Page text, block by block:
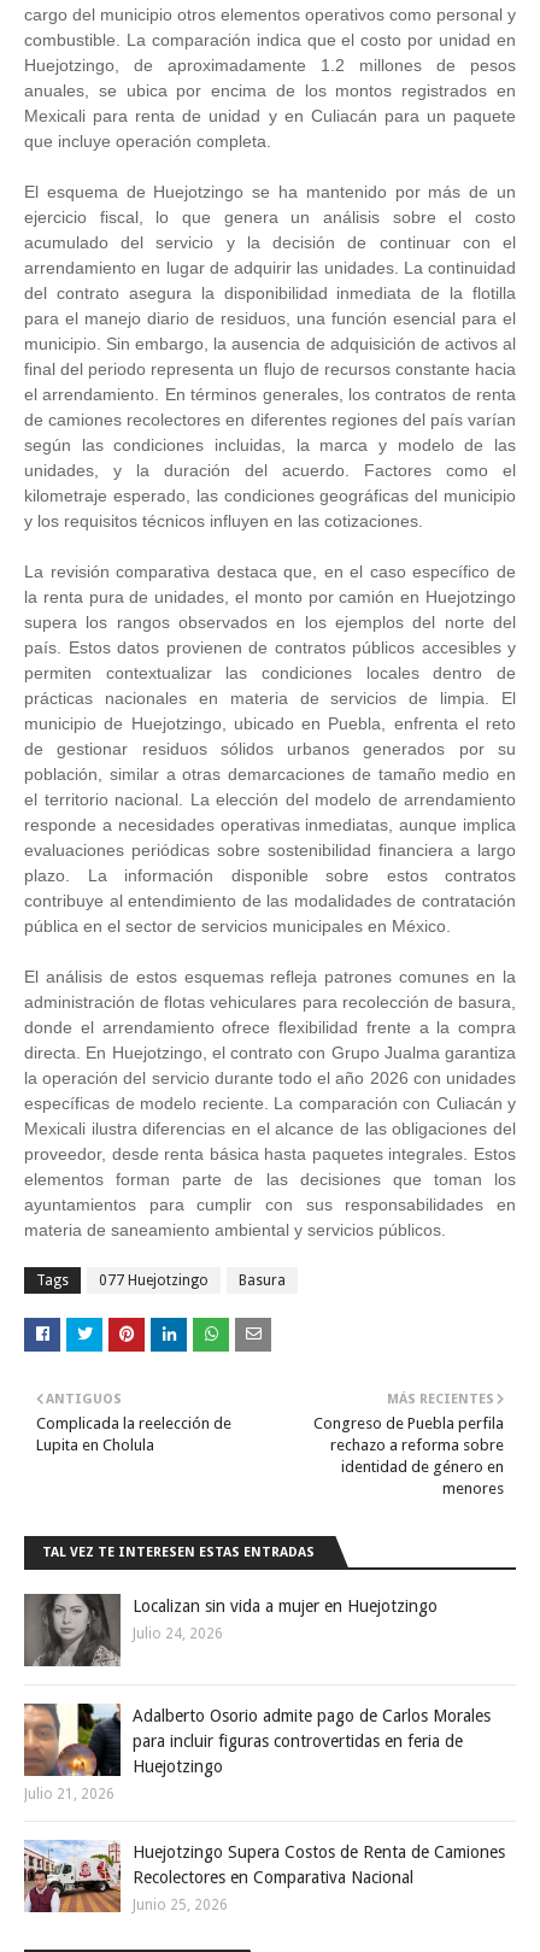
cargo del municipio otros elementos operativos como personal y
combustible. La comparación indica que el costo por unidad en
Huejotzingo, de aproximadamente 1.2 millones de pesos
anuales, se ubica por encima de los montos registrados en
Mexicali para renta de unidad y en Culiacán para un paquete
que incluye operación completa.
El esquema de Huejotzingo se ha mantenido por más de un
ejercicio fiscal, lo que genera un análisis sobre el costo
acumulado del servicio y la decisión de continuar con el
arrendamiento en lugar de adquirir las unidades. La continuidad
del contrato asegura la disponibilidad inmediata de la flotilla
para el manejo diario de residuos, una función esencial para el
municipio. Sin embargo, la ausencia de adquisición de activos al
final del periodo representa un flujo de recursos constante hacia
el arrendamiento. En términos generales, los contratos de renta
de camiones recolectores en diferentes regiones del país varían
según las condiciones incluidas, la marca y modelo de las
unidades, y la duración del acuerdo. Factores como el
kilometraje esperado, las condiciones geográficas del municipio
y los requisitos técnicos influyen en las cotizaciones.
La revisión comparativa destaca que, en el caso específico de
la renta pura de unidades, el monto por camión en Huejotzingo
supera los rangos observados en los ejemplos del norte del
país. Estos datos provienen de contratos públicos accesibles y
permiten contextualizar las condiciones locales dentro de
prácticas nacionales en materia de servicios de limpia. El
municipio de Huejotzingo, ubicado en Puebla, enfrenta el reto
de gestionar residuos sólidos urbanos generados por su
población, similar a otras demarcaciones de tamaño medio en
el territorio nacional. La elección del modelo de arrendamiento
responde a necesidades operativas inmediatas, aunque implica
evaluaciones periódicas sobre sostenibilidad financiera a largo
plazo. La información disponible sobre estos contratos
contribuye al entendimiento de las modalidades de contratación
pública en el sector de servicios municipales en México.
El análisis de estos esquemas refleja patrones comunes en la
administración de flotas vehiculares para recolección de basura,
donde el arrendamiento ofrece flexibilidad frente a la compra
directa. En Huejotzingo, el contrato con Grupo Jualma garantiza
la operación del servicio durante todo el año 2026 con unidades
específicas de modelo reciente. La comparación con Culiacán y
Mexicali ilustra diferencias en el alcance de las obligaciones del
proveedor, desde renta básica hasta paquetes integrales. Estos
elementos forman parte de las decisiones que toman los
ayuntamientos para cumplir con sus responsabilidades en
materia de saneamiento ambiental y servicios públicos.
Tags 077 Huejotzingo Basura
MÁS RECIENTES
Congreso de Puebla perfila
rechazo a reforma sobre
identidad de género en
menores
ANTIGUOS
Complicada la reelección de
Lupita en Cholula
TAL VEZ TE INTERESEN ESTAS ENTRADAS
Localizan sin vida a mujer en Huejotzingo
Julio 24, 2026
Adalberto Osorio admite pago de Carlos Morales
para incluir figuras controvertidas en feria de
Huejotzingo
Julio 21, 2026
Huejotzingo Supera Costos de Renta de Camiones
Recolectores en Comparativa Nacional
Junio 25, 2026